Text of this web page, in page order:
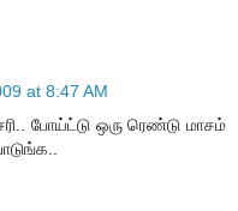
at 8:47 AM
போய்ட்டு ஒரு ரெண்டு மாசம்